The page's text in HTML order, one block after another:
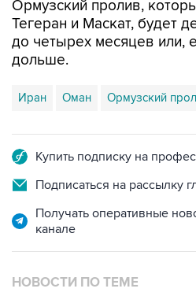
Ормузский пролив,
Тегеран и Маскат, будет
до четырех месяцев или,
дольше.
Иран Оман Ормузский
Купить подписку на
Подписаться на рассылку
Получать оперативные
канале
НОВОСТИ ПО ТЕМЕ